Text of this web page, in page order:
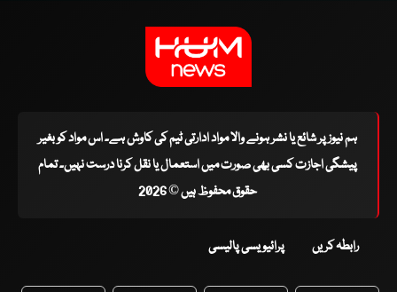
ہم نیوز پر شائع یا نشر ہونے والا مواد ادارتی ٹیم کی کاوش ہے۔ اس مواد کو بغیر
پیشگی اجازت کسی بھی صورت میں استعمال یا نقل کرنا درست نہیں۔ تمام
حقوق محفوظ ہیں © 2026
رابطہ کریں پرائیویسی پالیسی